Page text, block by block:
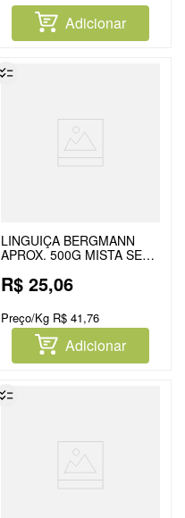
Adicionar
LINGUIÇA BERGMANN
APROX. 500G MISTA SECA
R$ 25,06
Preço/Kg R$ 41,76
Adicionar